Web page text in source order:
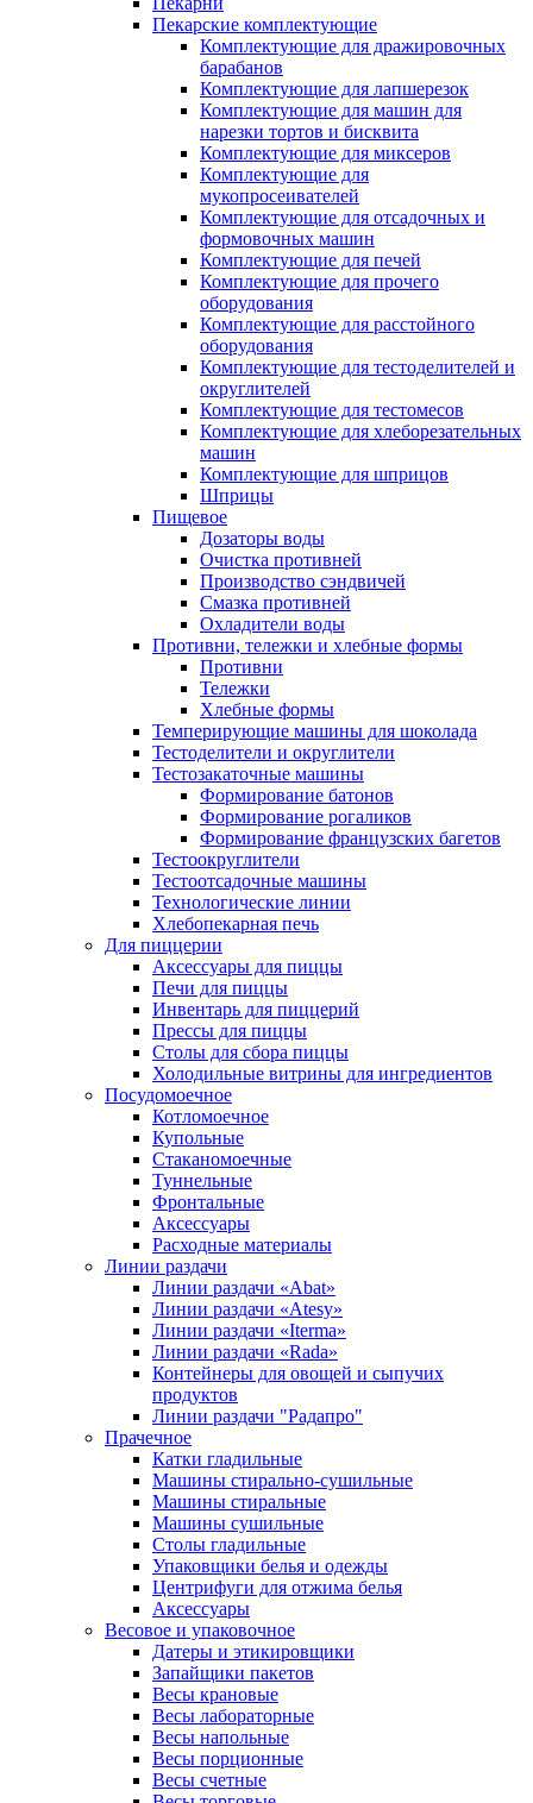
Пекарские комплектующие
Комплектующие для дражировочных
барабанов
Комплектующие для лапшерезок
Комплектующие для машин для
нарезки тортов и бисквита
Комплектующие для миксеров
Комплектующие для
мукопросеивателей
Комплектующие для отсадочных и
формовочных машин
Комплектующие для печей
Комплектующие для прочего
оборудования
Комплектующие для расстойного
оборудования
Комплектующие для тестоделителей и
округлителей
Комплектующие для тестомесов
Комплектующие для хлеборезательных
машин
Комплектующие для шприцов
Шприцы
Пищевое
Дозаторы воды
Очистка противней
Производство сэндвичей
Смазка противней
Охладители воды
Противни, тележки и хлебные формы
Противни
Тележки
Хлебные формы
Темперирующие машины для шоколада
Тестоделители и округлители
Тестозакаточные машины
Формирование батонов
Формирование рогаликов
Формирование французских багетов
Тестоокруглители
Тестоотсадочные машины
Технологические линии
Хлебопекарная печь
Для пиццерии
Аксессуары для пиццы
Печи для пиццы
Инвентарь для пиццерий
Прессы для пиццы
Столы для сбора пиццы
Холодильные витрины для ингредиентов
Посудомоечное
Котломоечное
Купольные
Стаканомоечные
Туннельные
Фронтальные
Аксессуары
Расходные материалы
Линии раздачи
Линии раздачи «Abat»
Линии раздачи «Atesy»
Линии раздачи «Iterma»
Линии раздачи «Rada»
Контейнеры для овощей и сыпучих
продуктов
Линии раздачи "Радапро"
Прачечное
Катки гладильные
Машины стирально-сушильные
Машины стиральные
Машины сушильные
Столы гладильные
Упаковщики белья и одежды
Центрифуги для отжима белья
Аксессуары
Весовое и упаковочное
Датеры и этикировщики
Запайщики пакетов
Весы крановые
Весы лабораторные
Весы напольные
Весы порционные
Весы счетные